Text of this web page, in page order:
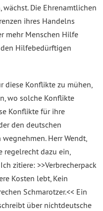
Die Ehrenamtlichen
ihres Handelns
mehr Menschen Hilfe
Hilfebedürftigen
diese Konflikte zu mühen,
wo solche Konflikte
Konflikte für ihre
den deutschen
Herr Wendt,
regelrecht dazu ein,
zitiere: >>Verbrecherpack
Kosten lebt, Kein
Schmarotzer.<< Ein
über nichtdeutsche